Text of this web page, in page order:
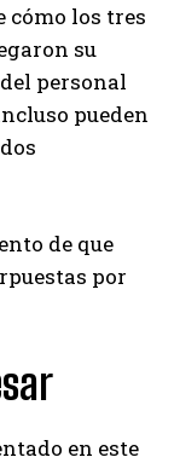
cómo los tres
su
personal
pueden
de que
por
en este